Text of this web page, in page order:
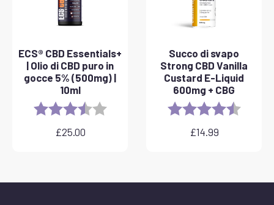
ECS® CBD Essentials+
| Olio di CBD puro in
gocce 5% (500mg) |
10ml
Rating: 3.8 out of 5 stars
£25.00
Succo di svapo
Strong CBD Vanilla
Custard E-Liquid
600mg + CBG
Rating: 4.6 out
£14.99